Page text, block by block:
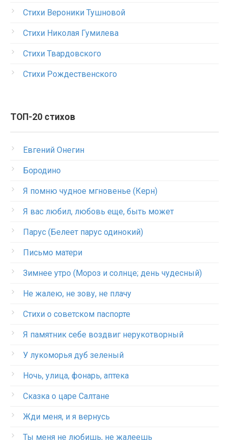
Стихи Вероники Тушновой
Стихи Николая Гумилева
Стихи Твардовского
Стихи Рождественского
ТОП-20 стихов
Евгений Онегин
Бородино
Я помню чудное мгновенье (Керн)
Я вас любил, любовь еще, быть может
Парус (Белеет парус одинокий)
Письмо матери
Зимнее утро (Мороз и солнце; день чудесный)
Не жалею, не зову, не плачу
Стихи о советском паспорте
Я памятник себе воздвиг нерукотворный
У лукоморья дуб зеленый
Ночь, улица, фонарь, аптека
Сказка о царе Салтане
Жди меня, и я вернусь
Ты меня не любишь, не жалеешь